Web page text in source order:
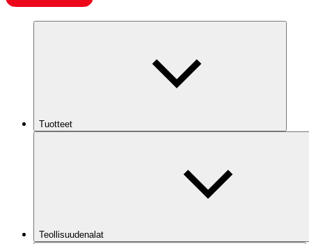
Tuotteet
Teollisuudenalat